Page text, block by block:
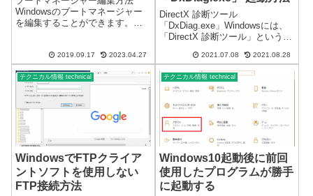
Windowsのブートマネージャー
を編集することができます。以
マネージャを編集することがあ
りましたが、最近はほとんど編
集することはありません。1】コ
マンドプ...
2019.09.17 2023.04.27
DirectX 診断ツール
「DxDiag.exe」Windowsには、
「DirectX 診断ツール」という機
診断ツール 起動方法Windows
で、 を選び、タスク バーの検索
ボックスに「dxdiag...
2021.07.08 2021.08.28
テクニカル情報 technical
WindowsでFTPクライア
ントソフトを使用しない
FTP接続方法
テクニカル情報 technical
Windows10起動後に前回
使用したプログラムが勝手
に起動する